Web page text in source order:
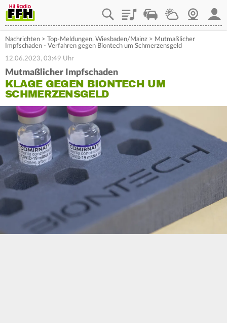
PlaylistStaupilotWetterWebcam
Nachrichten > Top-Meldungen, Wiesbaden/Mainz > Mutmaßlicher
Impfschaden - Verfahren gegen Biontech um Schmerzensgeld
12.06.2023, 03:49 Uhr
Mutmaßlicher Impfschaden
KLAGE GEGEN BIONTECH UM
SCHMERZENSGELD